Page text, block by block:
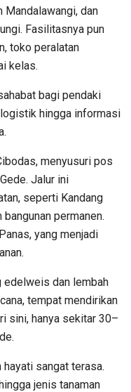
Mandalawangi, dan
Fasilitasnya pun
toko peralatan
kelas.
bagi pendaki
hingga informasi
menyusuri pos
Jalur ini
seperti Kandang
permanen.
yang menjadi
edelweis dan lembah
tempat mendirikan
sini, hanya sekitar 30–
hayati sangat terasa.
jenis tanaman